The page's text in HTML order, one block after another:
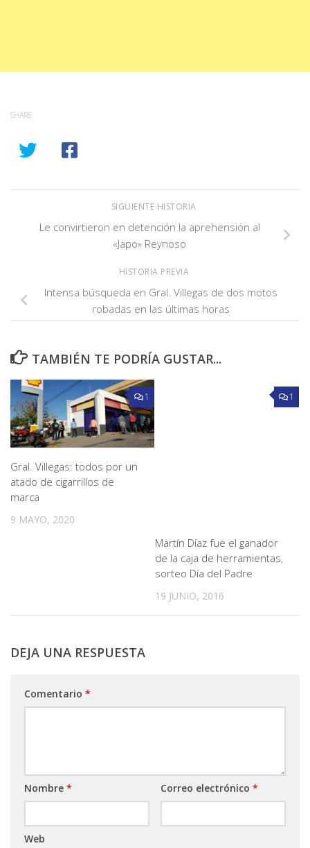
SHARE
SIGUIENTE HISTORIA
Le convirtieron en detención la aprehensión al
«Japo» Reynoso
HISTORIA PREVIA
Intensa búsqueda en Gral. Villegas de dos motos
robadas en las últimas horas
TAMBIÉN TE PODRÍA GUSTAR...
1
Gral. Villegas: todos por un
atado de cigarrillos de
marca
9 MAYO, 2020
1
Martín Díaz fue el ganador
de la caja de herramientas,
sorteo Día del Padre
19 JUNIO, 2016
DEJA UNA RESPUESTA
Comentario *
Nombre * Correo electrónico *
Web